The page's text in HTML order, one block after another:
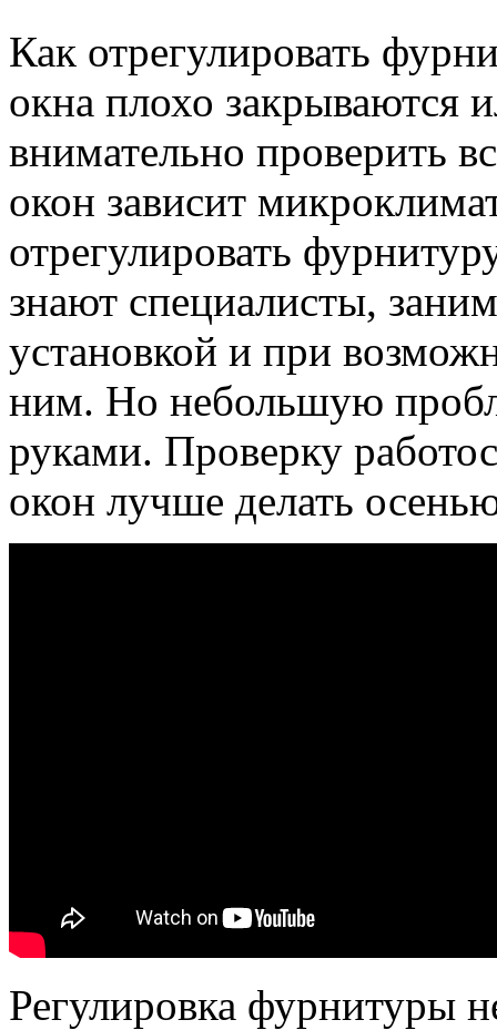
Как отрегулировать
окна плохо закрываются
внимательно проверить
окон зависит
отрегулировать
знают специалисты,
установкой и при
ним. Но небольшую
руками. Проверку
окон лучше делать
Регулировка фурнитуры